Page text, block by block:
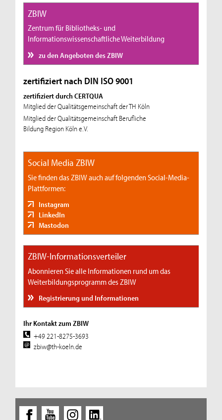
ZBIW
Zentrum für Bibliotheks- und
Informationswissenschaftliche Weiterbildung
zu den Angeboten des ZBIW
zertifiziert nach DIN ISO 9001
zertifiziert durch CERTQUA
Mitglied der Qualitätsgemeinschaft der TH Köln
Mitglied der Qualitätsgemeinschaft Berufliche
Bildung Region Köln e.V.
Social Media ZBIW
Sie finden das ZBIW auch auf folgenden Social-Media-
Plattformen:
Instagram
LinkedIn
Mastodon
ZBIW-Informationsverteiler
Abonnieren Sie alle Informationen rund um das
Weiterbildungsprogramm des ZBIW
Registrierung und Informationen
Ihr Kontakt zum ZBIW
+49 221-8275-3693
zbiw@th-koeln.de